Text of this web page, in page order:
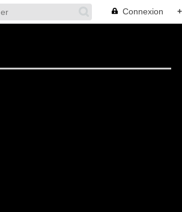
Connexion +